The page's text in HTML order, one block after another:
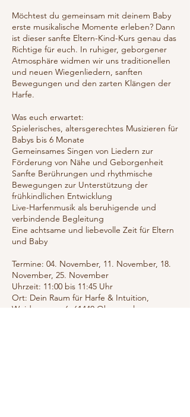
Möchtest du gemeinsam mit deinem Baby
erste musikalische Momente erleben? Dann
ist dieser sanfte Eltern-Kind-Kurs genau das
Richtige für euch. In ruhiger, geborgener
Atmosphäre widmen wir uns traditionellen
und neuen Wiegenliedern, sanften
Bewegungen und den zarten Klängen der
Harfe.
Was euch erwartet:
Spielerisches, altersgerechtes Musizieren für
Babys bis 6 Monate
Gemeinsames Singen von Liedern zur
Förderung von Nähe und Geborgenheit
Sanfte Berührungen und rhythmische
Bewegungen zur Unterstützung der
frühkindlichen Entwicklung
Live-Harfenmusik als beruhigende und
verbindende Begleitung
Eine achtsame und liebevolle Zeit für Eltern
und Baby
Termine: 04. November, 11. November, 18.
November, 25. November
Uhrzeit: 11:00 bis 11:45 Uhr
Ort: Dein Raum für Harfe & Intuition,
Weidengasse 6, 61440 Oberursel